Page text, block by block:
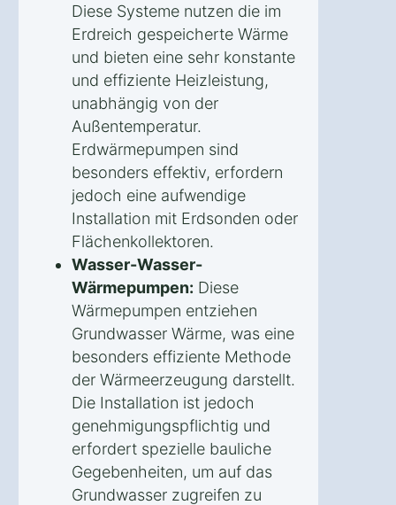
Diese Systeme nutzen die im
Erdreich gespeicherte Wärme
und bieten eine sehr konstante
und effiziente Heizleistung,
unabhängig von der
Außentemperatur.
Erdwärmepumpen sind
besonders effektiv, erfordern
jedoch eine aufwendige
Installation mit Erdsonden oder
Flächenkollektoren.
Wasser-Wasser-
Wärmepumpen: Diese
Wärmepumpen entziehen
Grundwasser Wärme, was eine
besonders effiziente Methode
der Wärmeerzeugung darstellt.
Die Installation ist jedoch
genehmigungspflichtig und
erfordert spezielle bauliche
Gegebenheiten, um auf das
Grundwasser zugreifen zu